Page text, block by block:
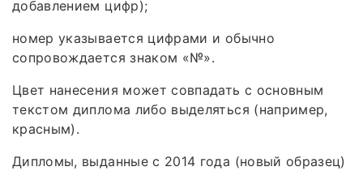
добавлением цифр);
номер указывается цифрами и обычно
сопровождается знаком «№».
Цвет нанесения может совпадать с основным
текстом диплома либо выделяться (например,
красным).
Дипломы, выданные с 2014 года (новый образец)